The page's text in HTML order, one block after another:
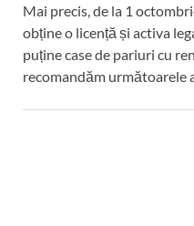
Mai precis, de la 1
obține o licență și activa
puține case de pariuri cu
recomandăm următoarele